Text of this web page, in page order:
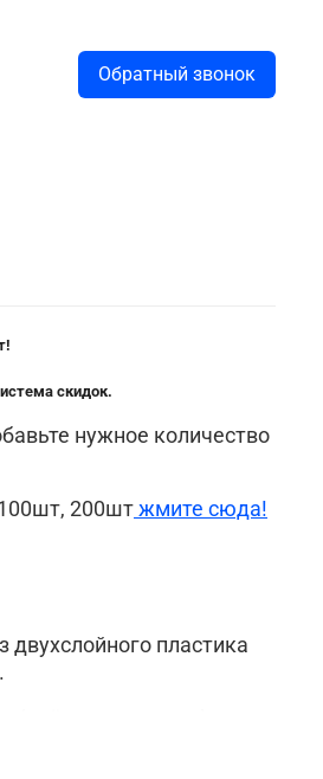
Обратный звонок
скидок.
нужное количество
200штжмите сюда!
двухслойного пластика